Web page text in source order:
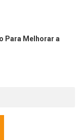
Para Melhorar a